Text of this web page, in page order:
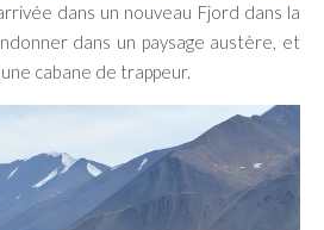
dans un nouveau Fjord dans la
dans un paysage austère, et
cabane de trappeur.